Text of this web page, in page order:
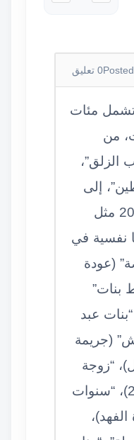
0 تعليق
تشمل مئات
من
الزلق”،
إلى
الحديثة في 2025-2026 مثل
نفسية في
(عودة
بنات”
عبد
(جريمة
“زوجة
واحدة لا تكفي” (2024)، “سنوات